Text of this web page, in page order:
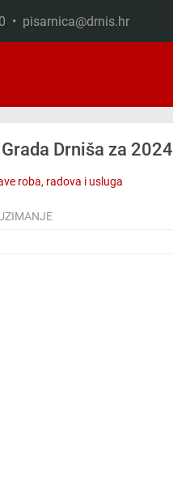
• pisarnica@drnis.hr
Drniša za
roba, radova i usluga